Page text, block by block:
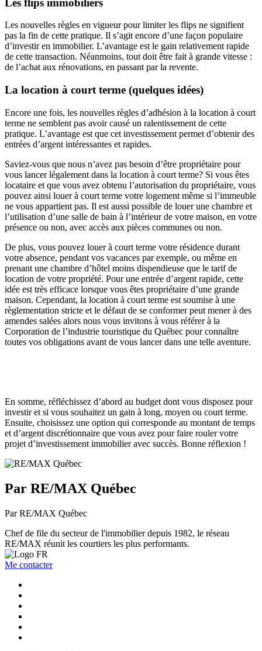
Les flips immobiliers
Les nouvelles règles en vigueur pour limiter les flips ne signifient
pas la fin de cette pratique. Il s’agit encore d’une façon populaire
d’investir en immobilier. L’avantage est le gain relativement rapide
de cette transaction. Néanmoins, tout doit être fait à grande vitesse :
de l’achat aux rénovations, en passant par la revente.
La location à court terme (quelques idées)
Encore une fois, les nouvelles règles d’adhésion à la location à court
terme ne semblent pas avoir causé un ralentissement de cette
pratique. L’avantage est que cet investissement permet d’obtenir des
entrées d’argent intéressantes et rapides.
Saviez-vous que nous n’avez pas besoin d’être propriétaire pour
vous lancer légalement dans la location à court terme? Si vous êtes
locataire et que vous avez obtenu l’autorisation du propriétaire, vous
pouvez ainsi louer à court terme votre logement même si l’immeuble
ne vous appartient pas. Il est aussi possible de louer une chambre et
l’utilisation d’une salle de bain à l’intérieur de votre maison, en votre
présence ou non, avec accès aux pièces communes ou non.
De plus, vous pouvez louer à court terme votre résidence durant
votre absence, pendant vos vacances par exemple, ou même en
prenant une chambre d’hôtel moins dispendieuse que le tarif de
location de votre propriété. Pour une entrée d’argent rapide, cette
idée est très efficace lorsque vous êtes propriétaire d’une grande
maison. Cependant, la location à court terme est soumise à une
règlementation stricte et le défaut de se conformer peut mener à des
amendes salées alors nous vous invitons à vous référer à la
Corporation de l’industrie touristique du Québec pour connaître
toutes vos obligations avant de vous lancer dans une telle aventure.
En somme, réfléchissez d’abord au budget dont vous disposez pour
investir et si vous souhaitez un gain à long, moyen ou court terme.
Ensuite, choisissez une option qui corresponde au montant de temps
et d’argent discrétionnaire que vous avez pour faire rouler votre
projet d’investissement immobilier avec succès. Bonne réflexion !
Par RE/MAX Québec
Par RE/MAX Québec
Chef de file du secteur de l'immobilier depuis 1982, le réseau
RE/MAX réunit les courtiers les plus performants.
Me contacter